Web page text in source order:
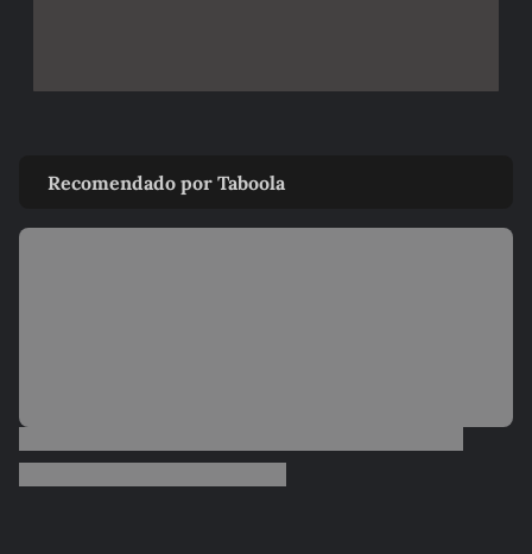
Recomendado por Taboola